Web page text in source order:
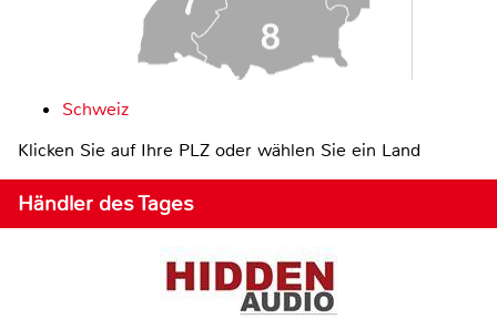
Schweiz
Klicken Sie auf Ihre PLZ oder wählen Sie ein Land
Händler des Tages